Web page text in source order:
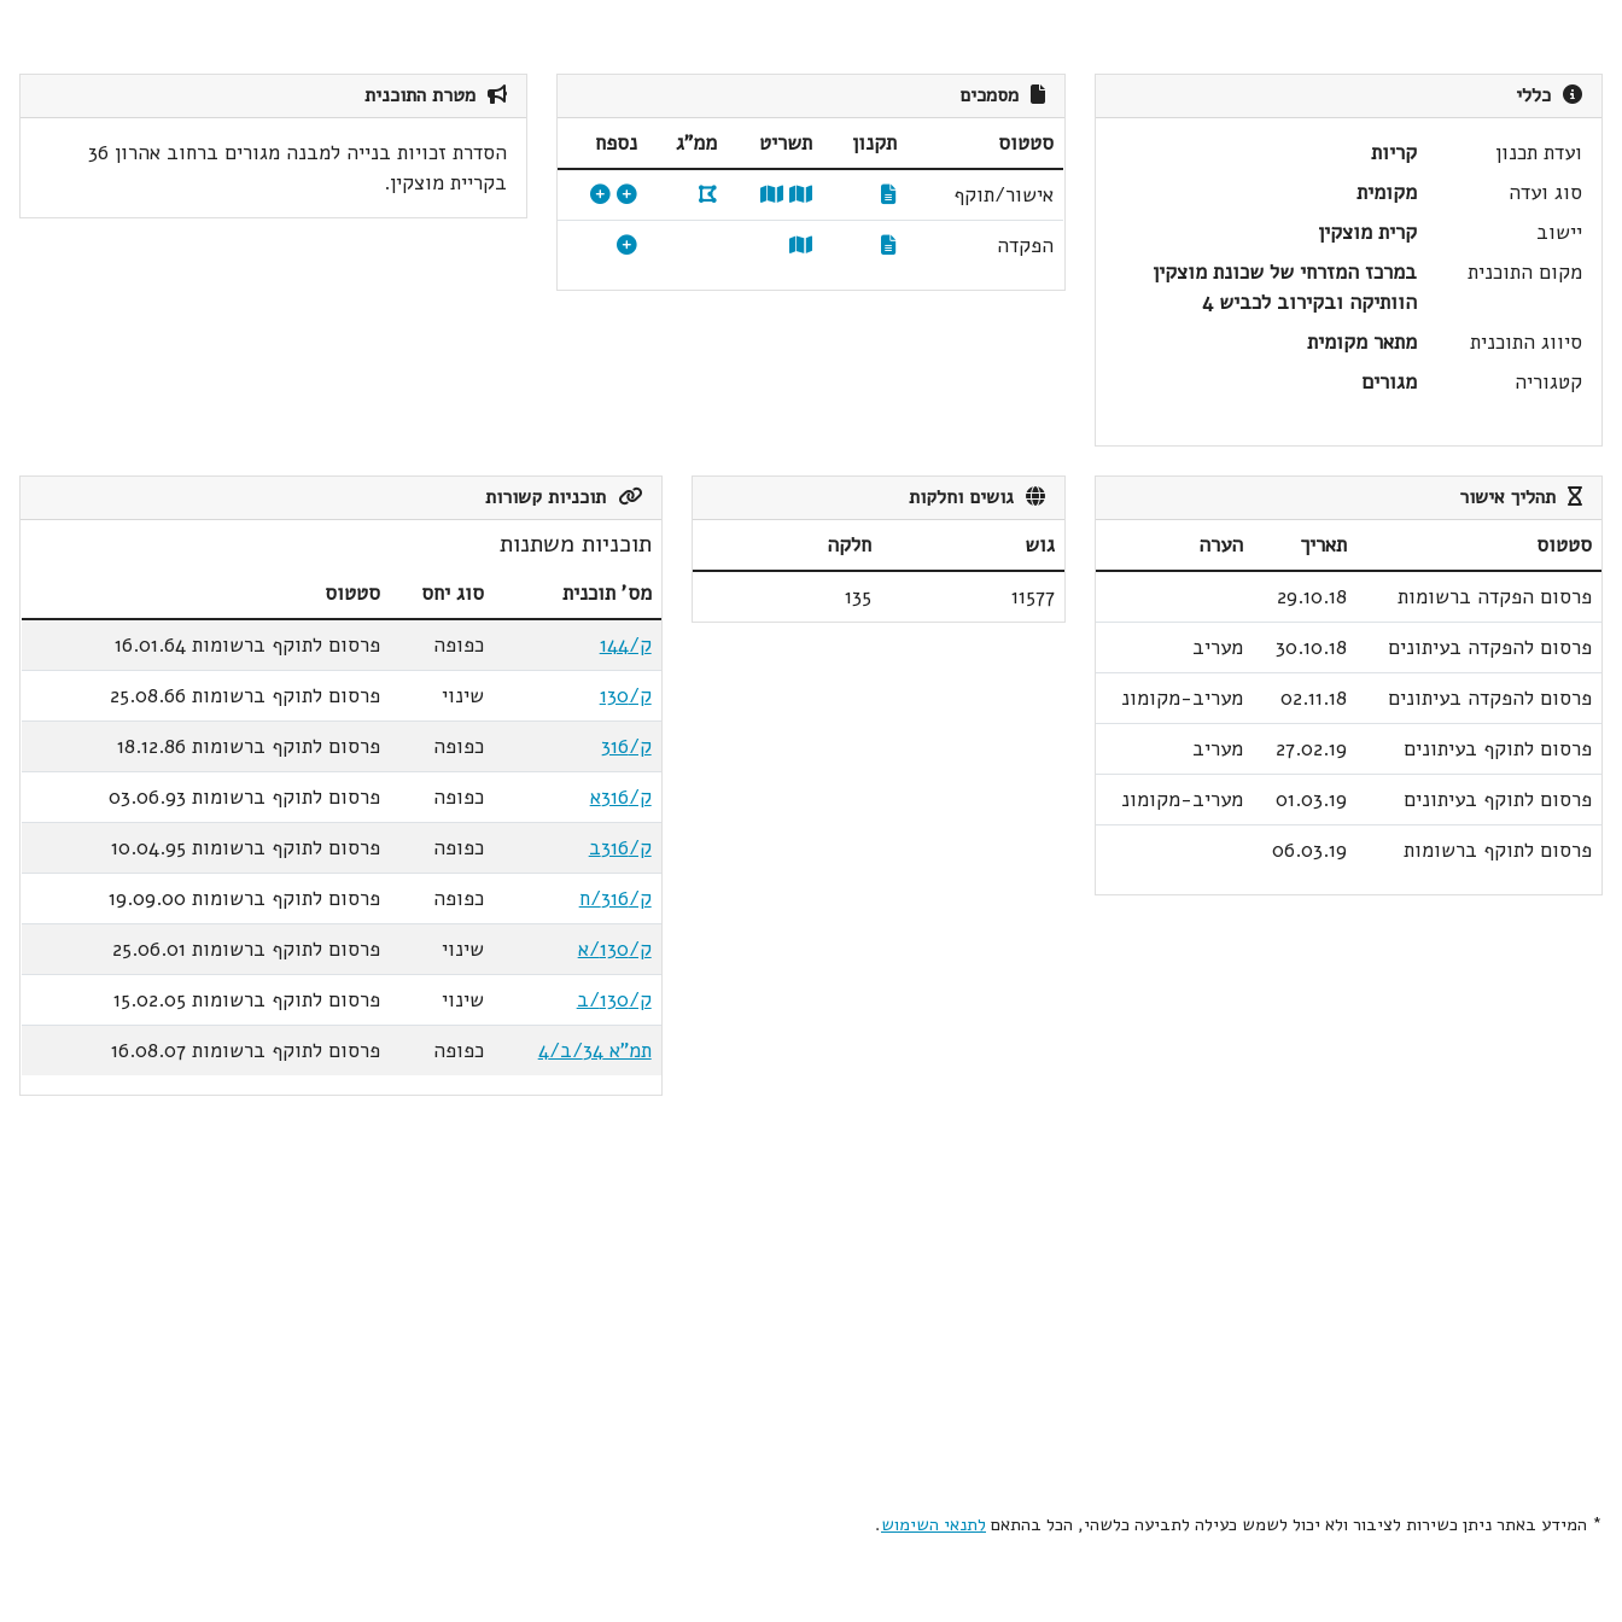
כללי
ועדת תכנון
קריות
סוג ועדה
מקומית
יישוב
קרית מוצקין
מקום התוכנית
במרכז המזרחי של שכונת מוצקין
הוותיקה ובקירוב לכביש 4
סיווג התוכנית
מתאר מקומית
קטגוריה
מגורים
מסמכים
סטטוס תקנון תשריט ממ"ג
נספח
אישור/תוקף
הפקדה
מטרת התוכנית
הסדרת זכויות בנייה למבנה מגורים ברחוב אהרון 36
בקריית מוצקין.
תהליך אישור
סטטוס תאריך
הערה
פרסום הפקדה ברשומות
29.10.18
פרסום להפקדה בעיתונים
30.10.18
מעריב
פרסום להפקדה בעיתונים
02.11.18
מעריב-מקומונ
פרסום לתוקף בעיתונים
27.02.19
מעריב
פרסום לתוקף בעיתונים
01.03.19
מעריב-מקומונ
פרסום לתוקף ברשומות
06.03.19
גושים וחלקות
גוש
חלקה
11577
135
תוכניות קשורות
תוכניות משתנות
מס' תוכנית סוג יחס
סטטוס
ק/144
כפופה
פרסום לתוקף ברשומות 16.01.64
ק/130
שינוי
פרסום לתוקף ברשומות 25.08.66
ק/316
כפופה
פרסום לתוקף ברשומות 18.12.86
ק/316א
כפופה
פרסום לתוקף ברשומות 03.06.93
ק/316ב
כפופה
פרסום לתוקף ברשומות 10.04.95
ק/316/ח
כפופה
פרסום לתוקף ברשומות 19.09.00
ק/130/א
שינוי
פרסום לתוקף ברשומות 25.06.01
ק/130/ב
שינוי
פרסום לתוקף ברשומות 15.02.05
תמ"א 34/ב/4
כפופה פרסום לתוקף ברשומות 16.08.07
* המידע באתר ניתן כשירות לציבור ולא יכול לשמש כעילה לתביעה כלשהי, הכל בהתאם לתנאי השימוש.